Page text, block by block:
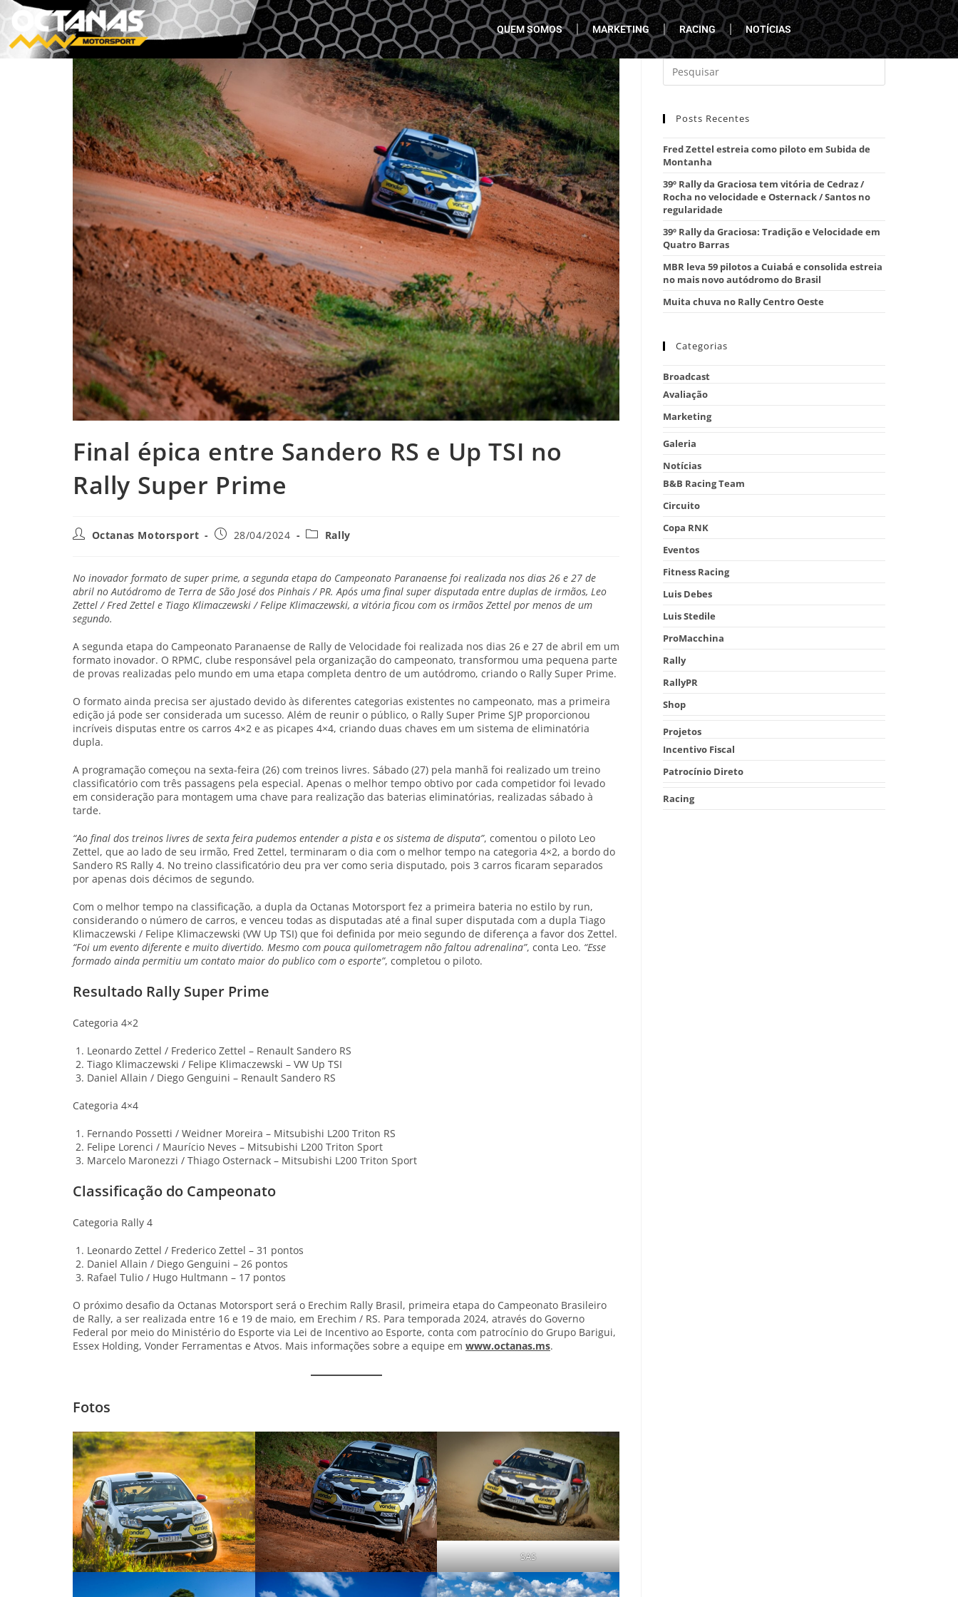
QUEM SOMOS MARKETING RACING NOTÍCIAS
Final épica entre Sandero RS e Up TSI no
Rally Super Prime
Octanas Motorsport 28/04/2024 Rally
No inovador formato de super prime, a segunda etapa do Campeonato Paranaense foi realizada nos dias 26 e 27 de
abril no Autódromo de Terra de São José dos Pinhais / PR. Após uma final super disputada entre duplas de irmãos, Leo
Zettel / Fred Zettel e Tiago Klimaczewski / Felipe Klimaczewski, a vitória ficou com os irmãos Zettel por menos de um
segundo.
A segunda etapa do Campeonato Paranaense de Rally de Velocidade foi realizada nos dias 26 e 27 de abril em um
formato inovador. O RPMC, clube responsável pela organização do campeonato, transformou uma pequena parte
de provas realizadas pelo mundo em uma etapa completa dentro de um autódromo, criando o Rally Super Prime.
O formato ainda precisa ser ajustado devido às diferentes categorias existentes no campeonato, mas a primeira
edição já pode ser considerada um sucesso. Além de reunir o público, o Rally Super Prime SJP proporcionou
incríveis disputas entre os carros 4×2 e as picapes 4×4, criando duas chaves em um sistema de eliminatória
dupla.
A programação começou na sexta-feira (26) com treinos livres. Sábado (27) pela manhã foi realizado um treino
classificatório com três passagens pela especial. Apenas o melhor tempo obtivo por cada competidor foi levado
em consideração para montagem uma chave para realização das baterias eliminatórias, realizadas sábado à
tarde.
“Ao final dos treinos livres de sexta feira pudemos entender a pista e os sistema de disputa”, comentou o piloto Leo
Zettel, que ao lado de seu irmão, Fred Zettel, terminaram o dia com o melhor tempo na categoria 4×2, a bordo do
Sandero RS Rally 4. No treino classificatório deu pra ver como seria disputado, pois 3 carros ficaram separados
por apenas dois décimos de segundo.
Com o melhor tempo na classificação, a dupla da Octanas Motorsport fez a primeira bateria no estilo by run,
considerando o número de carros, e venceu todas as disputadas até a final super disputada com a dupla Tiago
Klimaczewski / Felipe Klimaczewski (VW Up TSI) que foi definida por meio segundo de diferença a favor dos Zettel.
“Foi um evento diferente e muito divertido. Mesmo com pouca quilometragem não faltou adrenalina”, conta Leo. “Esse
formado ainda permitiu um contato maior do publico com o esporte”, completou o piloto.
Resultado Rally Super Prime
Categoria 4×2
Leonardo Zettel / Frederico Zettel – Renault Sandero RS
Tiago Klimaczewski / Felipe Klimaczewski – VW Up TSI
Daniel Allain / Diego Genguini – Renault Sandero RS
Categoria 4×4
Fernando Possetti / Weidner Moreira – Mitsubishi L200 Triton RS
Felipe Lorenci / Maurício Neves – Mitsubishi L200 Triton Sport
Marcelo Maronezzi / Thiago Osternack – Mitsubishi L200 Triton Sport
Classificação do Campeonato
Categoria Rally 4
Leonardo Zettel / Frederico Zettel – 31 pontos
Daniel Allain / Diego Genguini – 26 pontos
Rafael Tulio / Hugo Hultmann – 17 pontos
O próximo desafio da Octanas Motorsport será o Erechim Rally Brasil, primeira etapa do Campeonato Brasileiro
de Rally, a ser realizada entre 16 e 19 de maio, em Erechim / RS. Para temporada 2024, através do Governo
Federal por meio do Ministério do Esporte via Lei de Incentivo ao Esporte, conta com patrocínio do Grupo Barigui,
Essex Holding, Vonder Ferramentas e Atvos. Mais informações sobre a equipe em www.octanas.ms.
Fotos
SAS
Posts Recentes
Fred Zettel estreia como piloto em Subida de
Montanha
39º Rally da Graciosa tem vitória de Cedraz /
Rocha no velocidade e Osternack / Santos no
regularidade
39º Rally da Graciosa: Tradição e Velocidade em
Quatro Barras
MBR leva 59 pilotos a Cuiabá e consolida estreia
no mais novo autódromo do Brasil
Muita chuva no Rally Centro Oeste
Categorias
Broadcast
Avaliação
Marketing
Galeria
Notícias
B&B Racing Team
Circuito
Copa RNK
Eventos
Fitness Racing
Luis Debes
Luis Stedile
ProMacchina
Rally
RallyPR
Shop
Projetos
Incentivo Fiscal
Patrocínio Direto
Racing